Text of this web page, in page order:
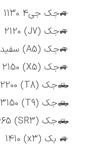
🚙جک جی4 1130
🚙جک (J7) 2120
🚙جک (A5) سفید 1890
🚙جک (X5) 2150
🛻جک (T8) 2200
🛻جک (T9) 3150
🛻جک (SR3) 1665
🚙 بک (x3) 1410